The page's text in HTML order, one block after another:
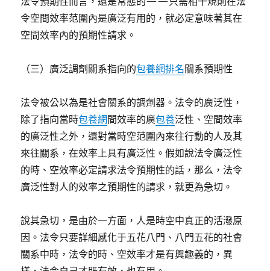
令空間效率范圍內是廣泛有用的，就必定意味著其在
空間效率內的預期性請求。
（三）廣泛調劑關系指向的包養網排名關系預期性
法令被公以為是社會關系的調劑器。法令的廣泛性，
除了指向當時包養網 間效率的廣包養泛性、空間效率
的廣泛性之外，還對當時空范圍內來往行動的人及其
來往關系，在效率上具有廣泛性。假如說法令廣泛性
的時、空效率必定請求法令預期性的話，那么，法令
廣泛性對人的效率之預期性的請求，就更為急切。
說其急切，是由於一方面，人是時空中真正的活潑原
因。法令只要詳細感化于五花八門、八門五花的社會
關系中時，法令的時、空效率才是有興趣義的，異